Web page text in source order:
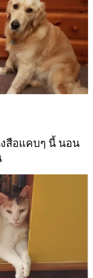
สือแคบๆ นี้ นอน